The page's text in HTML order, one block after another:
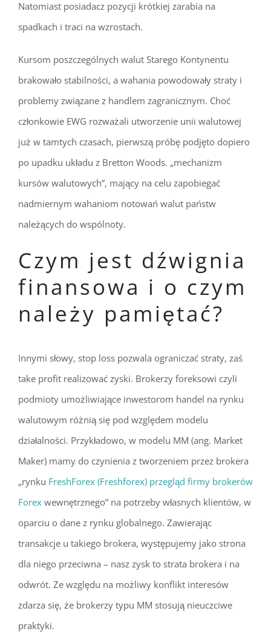
Natomiast posiadacz pozycji krótkiej zarabia na
spadkach i traci na wzrostach.
Kursom poszczególnych walut Starego Kontynentu
brakowało stabilności, a wahania powodowały straty i
problemy związane z handlem zagranicznym. Choć
członkowie EWG rozważali utworzenie unii walutowej
już w tamtych czasach, pierwszą próbę podjęto dopiero
po upadku układu z Bretton Woods. „mechanizm
kursów walutowych”, mający na celu zapobiegać
nadmiernym wahaniom notowań walut państw
należących do wspólnoty.
Czym jest dźwignia
finansowa i o czym
należy pamiętać?
Innymi słowy, stop loss pozwala ograniczać straty, zaś
take profit realizować zyski. Brokerzy foreksowi czyli
podmioty umożliwiające inwestorom handel na rynku
walutowym różnią się pod względem modelu
działalności. Przykładowo, w modelu MM (ang. Market
Maker) mamy do czynienia z tworzeniem przez brokera
„rynku FreshForex (Freshforex) przegląd firmy brokerów
Forex wewnętrznego” na potrzeby własnych klientów, w
oparciu o dane z rynku globalnego. Zawierając
transakcje u takiego brokera, występujemy jako strona
dla niego przeciwna – nasz zysk to strata brokera i na
odwrót. Ze względu na możliwy konflikt interesów
zdarza się, że brokerzy typu MM stosują nieuczciwe
praktyki.